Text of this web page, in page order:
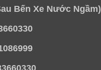
Bến Xe Nước Ngầm)